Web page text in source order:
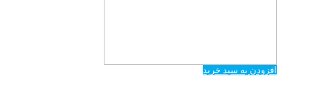
افزودن به سبد خرید